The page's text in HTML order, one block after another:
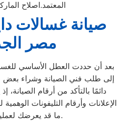
المعتمد.اصلاح
صيانة غسالات
مصر
بعد أن حددت العطل الأساسي
إلى طلب فني الصيانة وشراء بعض
دائمًا بالتأكد من أرقام الصيانة،
الإعلانات وأرقام التليفونات
ما قد يعرضك لعمليات النصب.